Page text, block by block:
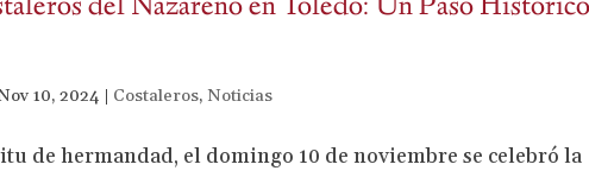
10, 2024 | Costaleros,Noticias
de hermandad, el domingo 10 de noviembre se celebró la